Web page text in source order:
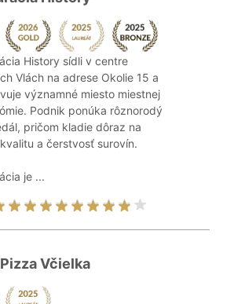
History sídli v centre
Vlách na adrese Okolie 15 a
významné miesto miestnej
Podnik ponúka rôznorodý
pričom kladie dôraz na
a čerstvosť surovín.
je ...
Včielka